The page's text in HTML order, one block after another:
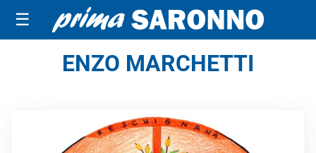
☰
ENZO MARCHETTI